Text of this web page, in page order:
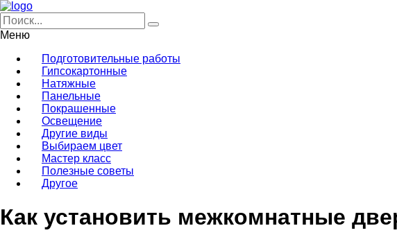
Меню
Подготовительные работы
Гипсокартонные
Натяжные
Панельные
Покрашенные
Освещение
Другие виды
Выбираем цвет
Мастер класс
Полезные советы
Другое
Как установить межкомнатные